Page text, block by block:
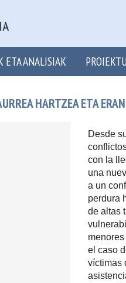
ETA ANALISIAK
HARTZEA ETA
Desde
con la
una
a un
perdura
de altas
el caso
víctimas